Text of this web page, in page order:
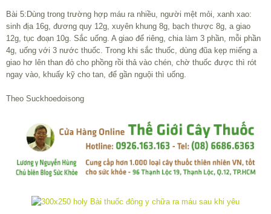
Bài 5:Dùng trong trường hợp máu ra nhiều, người mệt mỏi, xanh xao:
sinh địa 16g, đương quy 12g, xuyên khung 8g, bạch thược 8g, a giao
12g, tục đoạn 10g. Sắc uống. A giao để riêng, chia làm 3 phần, mỗi phần
4g, uống với 3 nước thuốc. Trong khi sắc thuốc, dùng đũa kẹp miếng a
giao hơ lên than đỏ cho phồng rồi thả vào chén, chờ thuốc được thì rót
ngay vào, khuấy kỹ cho tan, để gần nguội thì uống.
Theo Suckhoedoisong